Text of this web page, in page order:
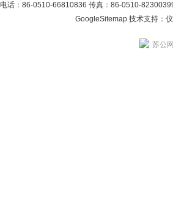
电话：86-0510-66810836 传真：86-0510-
GoogleSitemap技术支持：
苏公